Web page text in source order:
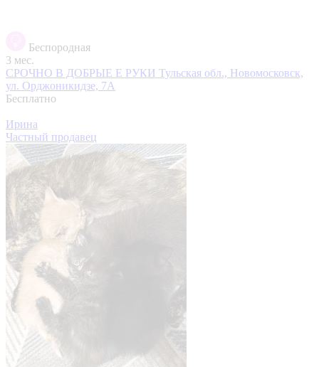
Беспородная
3 мес.
СРОЧНО В ДОБРЫЕ Е РУКИ Тульская обл., Новомосковск,
ул. Орджоникидзе, 7А
Бесплатно
Ирина
Частный продавец